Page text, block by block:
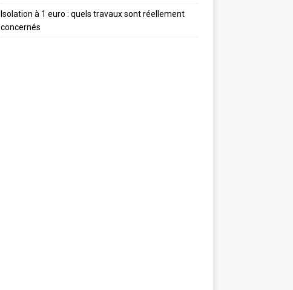
Isolation à 1 euro : quels travaux sont réellement
concernés